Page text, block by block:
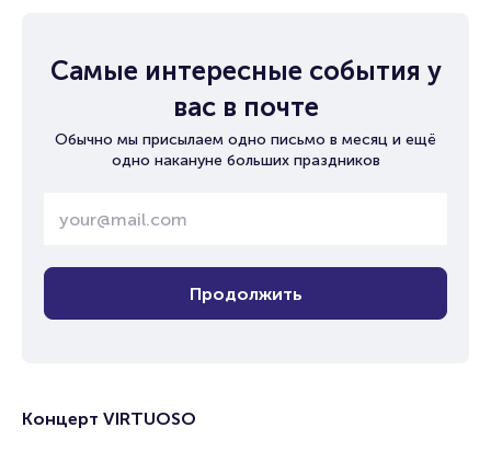
Самые интересные события у
вас в почте
Обычно мы присылаем одно письмо в месяц и ещё
одно накануне больших праздников
Продолжить
Концерт VIRTUOSO